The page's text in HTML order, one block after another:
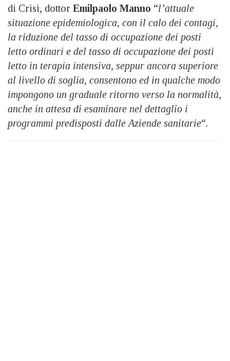
di Crisi, dottor Emilpaolo Manno “l’attuale
situazione epidemiologica, con il calo dei contagi,
la riduzione del tasso di occupazione dei posti
letto ordinari e del tasso di occupazione dei posti
letto in terapia intensiva, seppur ancora superiore
al livello di soglia, consentono ed in qualche modo
impongono un graduale ritorno verso la normalità,
anche in attesa di esaminare nel dettaglio i
programmi predisposti dalle Aziende sanitarie“.